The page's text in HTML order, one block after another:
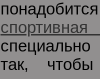
так, чтобы